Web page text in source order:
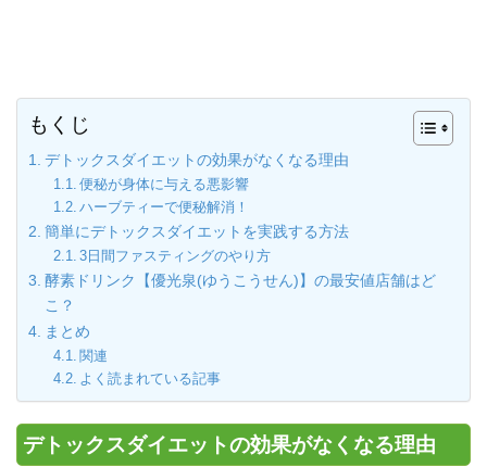
もくじ
デトックスダイエットの効果がなくなる理由
便秘が身体に与える悪影響
ハーブティーで便秘解消！
簡単にデトックスダイエットを実践する方法
3日間ファスティングのやり方
酵素ドリンク【優光泉(ゆうこうせん)】の最安値店舗はど
こ？
まとめ
関連
よく読まれている記事
デトックスダイエットの効果がなくなる理由